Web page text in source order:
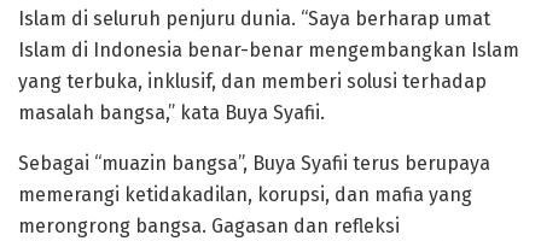
Islam di seluruh penjuru dunia. “Saya berharap umat
Islam di Indonesia benar-benar mengembangkan Islam
yang terbuka, inklusif, dan memberi solusi terhadap
masalah bangsa,” kata Buya Syafii.
Sebagai “muazin bangsa”, Buya Syafii terus berupaya
memerangi ketidakadilan, korupsi, dan mafia yang
merongrong bangsa. Gagasan dan refleksi